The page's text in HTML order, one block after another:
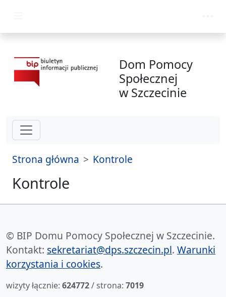
Dom Pomocy
Społecznej
w Szczecinie
Strona główna Kontrole
Kontrole
© BIP Domu Pomocy Społecznej w Szczecinie.
Kontakt: sekretariat@dps.szczecin.pl. Warunki
korzystania i cookies.
wizyty łącznie: 624772/ strona: 7019